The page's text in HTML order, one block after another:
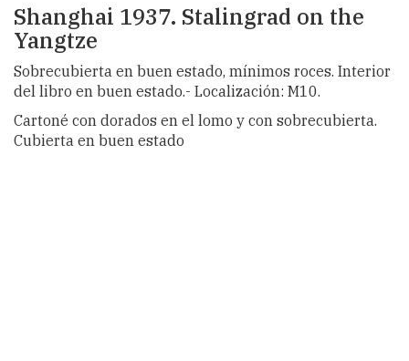
Shanghai 1937. Stalingrad on the
Yangtze
Sobrecubierta en buen estado, mínimos roces. Interior
del libro en buen estado.- Localización: M10.
Cartoné con dorados en el lomo y con sobrecubierta.
Cubierta en buen estado